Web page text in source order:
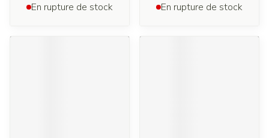
En rupture de stock En rupture de stock